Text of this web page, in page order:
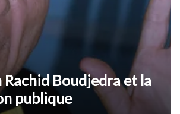
Rachid Boudjedra et la
publique